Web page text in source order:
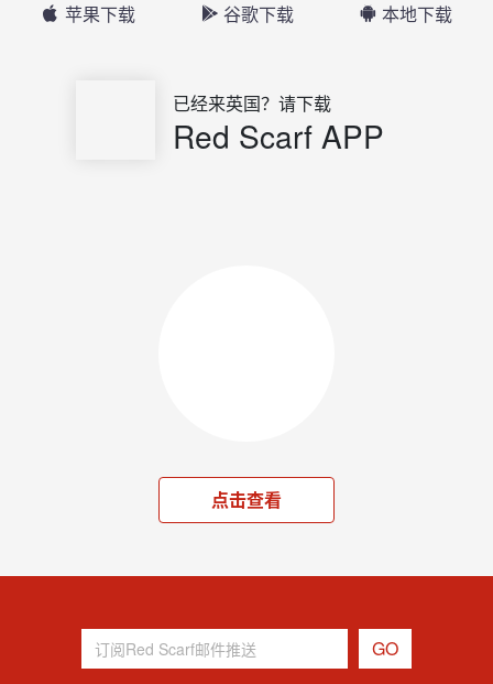
苹果下载 谷歌下载 本地下载
已经来英国？请下载
Red Scarf APP
点击查看